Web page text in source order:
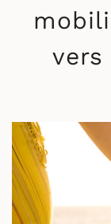
vers